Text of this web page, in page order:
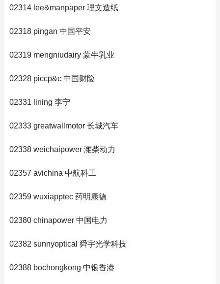
02314 lee&manpaper 理文造纸
02318 pingan 中国平安
02319 mengniudairy 蒙牛乳业
02328 piccp&c 中国财险
02331 lining 李宁
02333 greatwallmotor 长城汽车
02338 weichaipower 潍柴动力
02357 avichina 中航科工
02359 wuxiapptec 药明康德
02380 chinapower 中国电力
02382 sunnyoptical 舜宇光学科技
02388 bochongkong 中银香港